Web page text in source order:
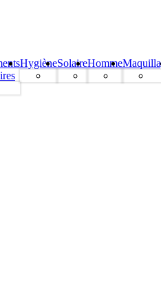
HygièneSolaireHomme